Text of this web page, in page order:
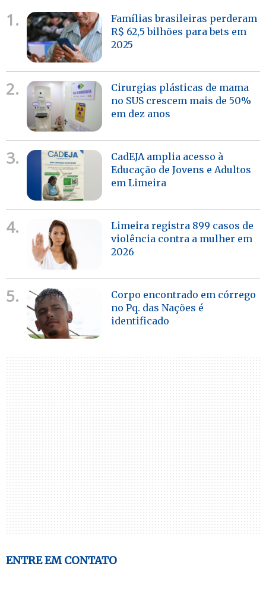
1.
Famílias brasileiras perderam
R$ 62,5 bilhões para bets em
2025
2.
Cirurgias plásticas de mama
no SUS crescem mais de 50%
em dez anos
3.
CadEJA amplia acesso à
Educação de Jovens e Adultos
em Limeira
4.
Limeira registra 899 casos de
violência contra a mulher em
2026
5.
Corpo encontrado em córrego
no Pq. das Nações é
identificado
ENTRE EM CONTATO